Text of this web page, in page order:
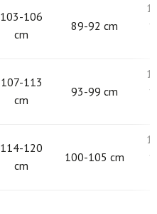
103-106
cm
89-92 cm
107-113
cm
93-99 cm
114-120
cm
100-105 cm